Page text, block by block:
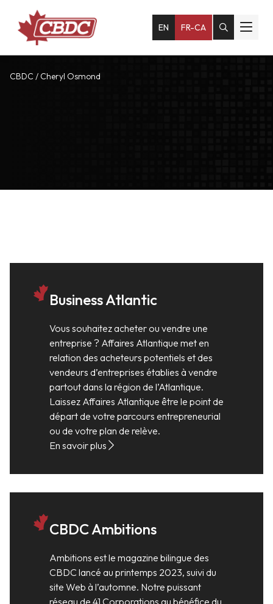
EN FR-CA
CBDC / Cheryl Osmond
Business Atlantic
Vous souhaitez acheter ou vendre une
entreprise ? Affaires Atlantique met en
relation des acheteurs potentiels et des
vendeurs d’entreprises établies à vendre
partout dans la région de l’Atlantique.
Laissez Affaires Atlantique être le point de
départ de votre parcours entrepreneurial
ou de votre plan de relève.
En savoir plus
CBDC Ambitions
Ambitions est le magazine bilingue des
CBDC lancé au printemps 2023, suivi du
site Web à l’automne. Notre puissant
réseau de 41 Corporations au bénéfice du